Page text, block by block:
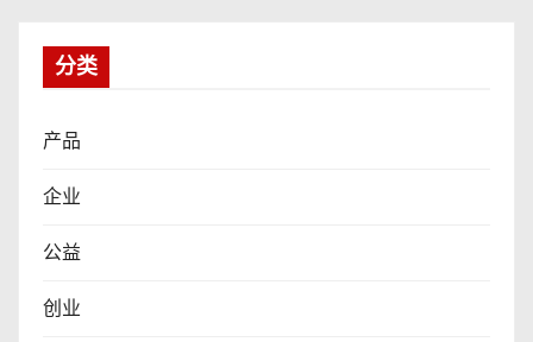
分类
产品
企业
公益
创业